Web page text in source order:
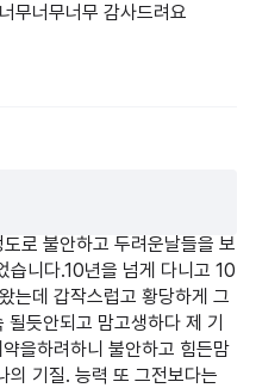
.
리딩
무너무너무 감사드려요
로 불안하고 두려운날들을 보
습니다.10년을 넘게 다니고 10
는데 갑작스럽고 황당하게 그
듯안되고 맘고생하다 제 기
을하려하니 불안하고 힘든맘
의 기질. 능력 또 그전보다는